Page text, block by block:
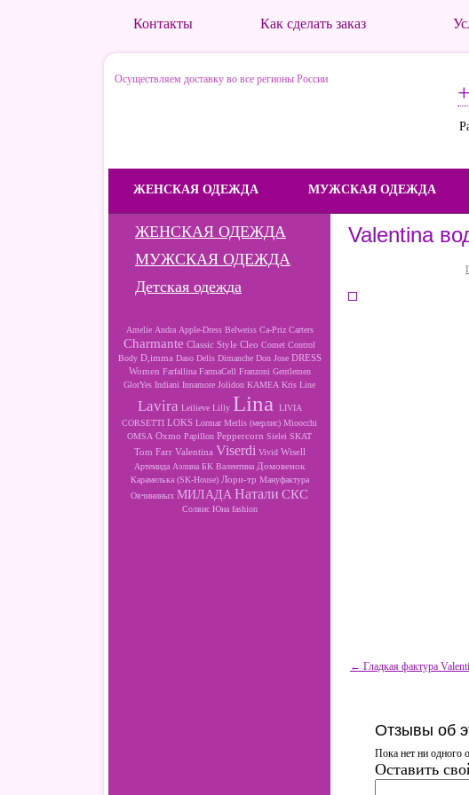
Контакты Как сделать заказ
Осуществляем доставку во все регионы России
ЖЕНСКАЯ ОДЕЖДА МУЖСКАЯ ОДЕЖДА
ЖЕНСКАЯ ОДЕЖДА
МУЖСКАЯ ОДЕЖДА
Детская одежда
Amelie Andra Apple-Dress Belweiss Ca-Priz Carters
Charmante Classic Style Cleo Comet Control
Body D,imma Daso Delis Dimanche Don Jose DRESS
Women Farfallina FarmaCell Franzoni Gentlemen
GlorYes Indiani Innamore Jolidon KAMEA Kris Line
Lavira Leilieve Lilly Lina
LIVIA
CORSETTI LOKS Lormar Merlis (мерлис) Mioocchi
OMSA Oxmo Papillon Peppercorn Sielei SKAT
Tom Farr Valentina Viserdi Vivid Wisell
Артемида Аэлина БК Валентина Домовенок
Карамелька (SK-House) Лори-тр Мануфактура
Овчининых МИЛАДА Натали СКС
Солвис Юна fashion
Valentina
← Гладкая фактура
Отзывы об
Пока нет ни одного
Оставить